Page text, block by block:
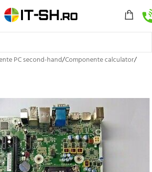
PC second-hand/Componente calculator/